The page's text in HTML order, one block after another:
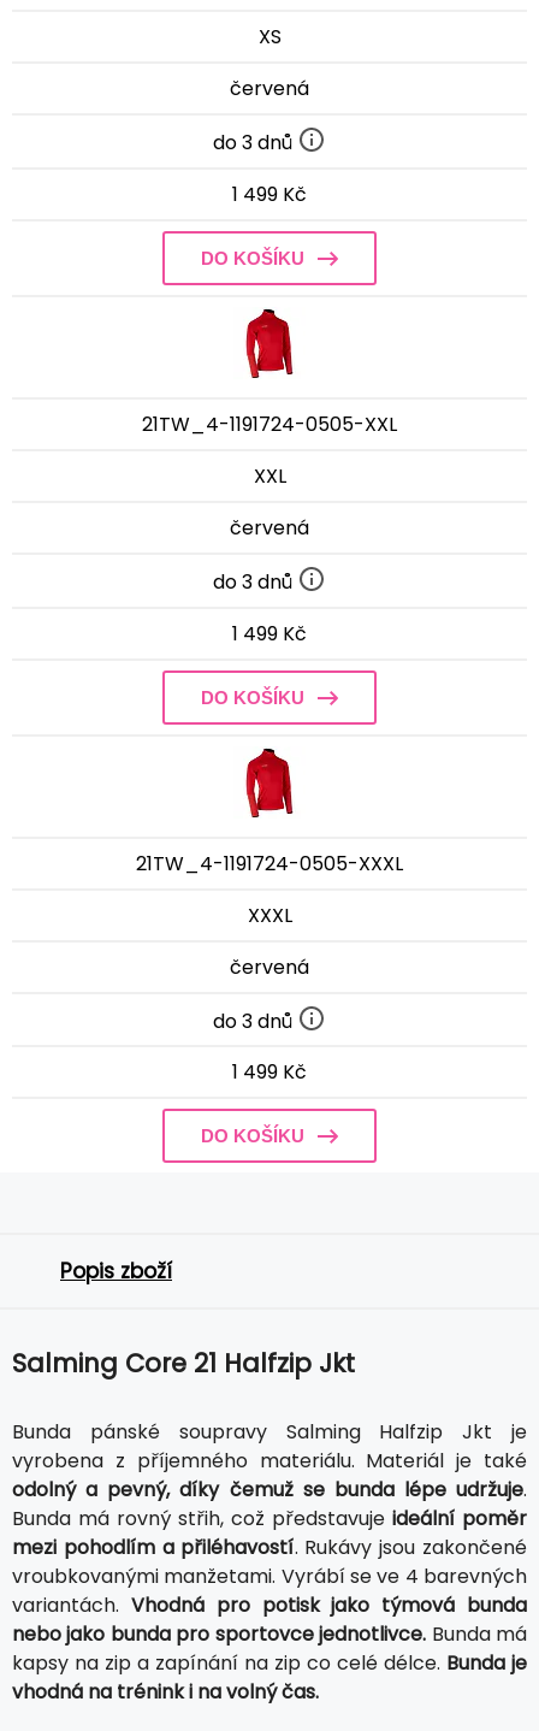
XS
červená
do 3 dnů
1 499 Kč
DO KOŠÍKU
21TW_4-1191724-0505-XXL
XXL
červená
do 3 dnů
1 499 Kč
DO KOŠÍKU
21TW_4-1191724-0505-XXXL
XXXL
červená
do 3 dnů
1 499 Kč
DO KOŠÍKU
Popis zboží
Salming Core 21 Halfzip Jkt
Bunda pánské soupravy Salming Halfzip Jkt je
vyrobena z příjemného materiálu. Materiál je také
odolný a pevný, díky čemuž se bunda lépe udržuje.
Bunda má rovný střih, což představuje ideální poměr
mezi pohodlím a přiléhavostí. Rukávy jsou zakončené
vroubkovanými manžetami. Vyrábí se ve 4 barevných
variantách. Vhodná pro potisk jako týmová bunda
nebo jako bunda pro sportovce jednotlivce. Bunda má
kapsy na zip a zapínání na zip co celé délce. Bunda je
vhodná na trénink i na volný čas.